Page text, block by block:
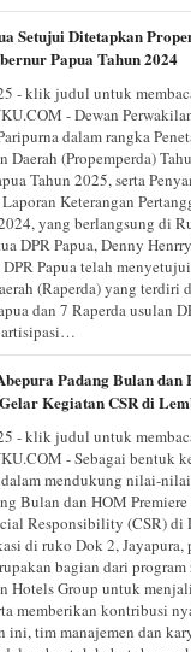
Setujui Ditetapkan
Papua Tahun 2024
- klik judul untuk
- Dewan
dalam rangka
Daerah (Propemperda)
Tahun 2025, serta
Laporan Keterangan
yang berlangsung di
DPR Papua, Denny
Papua telah
(Raperda) yang terdiri
dan 7 Raperda usulan
Padang Bulan dan
Kegiatan CSR di
- klik judul untuk
- Sebagai bentuk
mendukung nilai-
Bulan dan HOM
Responsibility (CSR) di
di ruko Dok 2, Jayapura,
bagian dari
Hotels Group untuk
memberikan kontribusi
ini, tim manajemen dan